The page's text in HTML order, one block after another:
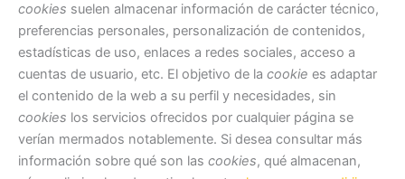
cookies suelen almacenar información de carácter técnico,
preferencias personales, personalización de contenidos,
estadísticas de uso, enlaces a redes sociales, acceso a
cuentas de usuario, etc. El objetivo de la cookie es adaptar
el contenido de la web a su perfil y necesidades, sin
cookies los servicios ofrecidos por cualquier página se
verían mermados notablemente. Si desea consultar más
información sobre qué son las cookies, qué almacenan,